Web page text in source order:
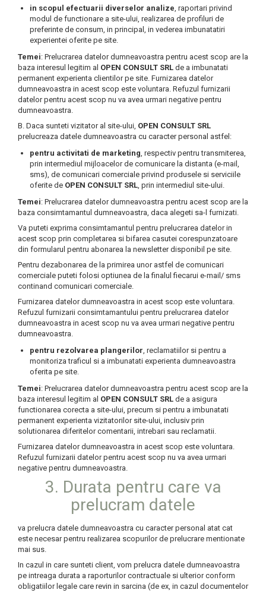
in scopul efectuarii diverselor analize, raportari privind
modul de functionare a site-ului, realizarea de profiluri de
preferinte de consum, in principal, in vederea imbunatatiri
experientei oferite pe site.
Temei: Prelucrarea datelor dumneavoastra pentru acest scop are la
baza interesul legitim al OPEN CONSULT SRL de a imbunatati
permanent experienta clientilor pe site. Furnizarea datelor
dumneavoastra in acest scop este voluntara. Refuzul furnizarii
datelor pentru acest scop nu va avea urmari negative pentru
dumneavoastra.
B. Daca sunteti vizitator al site-ului, OPEN CONSULT SRL
prelucreaza datele dumneavoastra cu caracter personal astfel:
pentru activitati de marketing, respectiv pentru transmiterea,
prin intermediul mijloacelor de comunicare la distanta (e-mail,
sms), de comunicari comerciale privind produsele si serviciile
oferite de OPEN CONSULT SRL, prin intermediul site-ului.
Temei: Prelucrarea datelor dumneavoastra pentru acest scop are la
baza consimtamantul dumneavoastra, daca alegeti sa-l furnizati.
Va puteti exprima consimtamantul pentru prelucrarea datelor in
acest scop prin completarea si bifarea casutei corespunzatoare
din formularul pentru abonarea la newsletter disponibil pe site.
Pentru dezabonarea de la primirea unor astfel de comunicari
comerciale puteti folosi optiunea de la finalul fiecarui e-mail/ sms
continand comunicari comerciale.
Furnizarea datelor dumneavoastra in acest scop este voluntara.
Refuzul furnizarii consimtamantului pentru prelucrarea datelor
dumneavoastra in acest scop nu va avea urmari negative pentru
dumneavoastra.
pentru rezolvarea plangerilor, reclamatiilor si pentru a
monitoriza traficul si a imbunatati experienta dumneavoastra
oferita pe site.
Temei: Prelucrarea datelor dumneavoastra pentru acest scop are la
baza interesul legitim al OPEN CONSULT SRL de a asigura
functionarea corecta a site-ului, precum si pentru a imbunatati
permanent experienta vizitatorilor site-ului, inclusiv prin
solutionarea diferitelor comentarii, intrebari sau reclamatii.
Furnizarea datelor dumneavoastra in acest scop este voluntara.
Refuzul furnizarii datelor pentru acest scop nu va avea urmari
negative pentru dumneavoastra.
3. Durata pentru care va
prelucram datele
va prelucra datele dumneavoastra cu caracter personal atat cat
este necesar pentru realizarea scopurilor de prelucrare mentionate
mai sus.
In cazul in care sunteti client, vom prelucra datele dumneavoastra
pe intreaga durata a raporturilor contractuale si ulterior conform
obligatiilor legale care revin in sarcina (de ex, in cazul documentelor